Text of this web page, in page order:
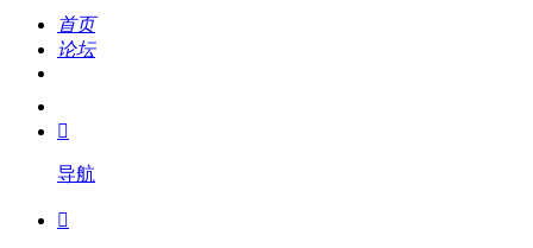
首页
论坛
我的

导航
